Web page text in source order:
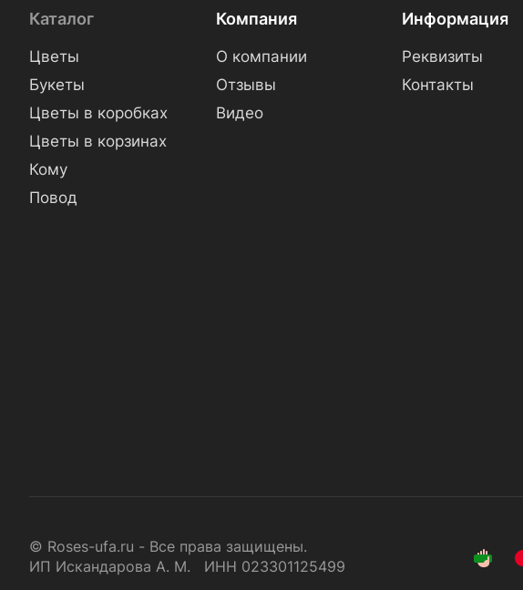
Каталог
Цветы
Букеты
Цветы в коробках
Цветы в корзинах
Кому
Повод
Компания
О компании
Отзывы
Видео
Информация
Реквизиты
Контакты
© Roses-ufa.ru - Все права защищены.
ИП Искандарова А. М. ИНН 023301125499